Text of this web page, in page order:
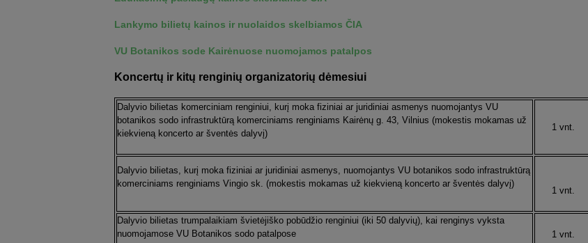
Lankymo bilietų kainos ir nuolaidos skelbiamos ČIA
VU Botanikos sode Kairėnuose nuomojamos patalpos
Koncertų ir kitų renginių organizatorių dėmesiui
Dalyvio bilietas komerciniam renginiui, kurį moka fiziniai ar juridiniai asmenys nuomojantys VU
botanikos sodo infrastruktūrą komerciniams renginiams Kairėnų g. 43, Vilnius (mokestis mokamas už
kiekvieną koncerto ar šventės dalyvį)
1 vnt.
Dalyvio bilietas, kurį moka fiziniai ar juridiniai asmenys, nuomojantys VU botanikos sodo infrastruktūrą
komerciniams renginiams Vingio sk. (mokestis mokamas už kiekvieną koncerto ar šventės dalyvį)
1 vnt.
Dalyvio bilietas trumpalaikiam švietėjiško pobūdžio renginiui (iki 50 dalyvių), kai renginys vyksta
nuomojamose VU Botanikos sodo patalpose
1 vnt.